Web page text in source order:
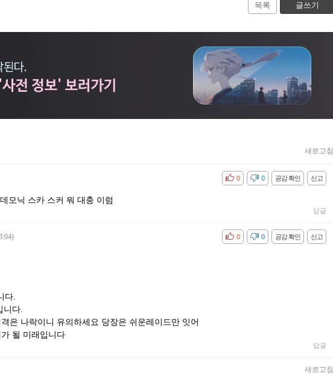
목록 글쓰기
새로고침
신고
공감 확인
비공감 0
0
모닉 스카 스커 뭐 대충 이럼
답글
신고
공감 확인
비공감 0
0
다.
다.
은 나락이니 유의하세요 당장은 쉬운레이드만 잇어
될 미래입니다
답글
새로고침